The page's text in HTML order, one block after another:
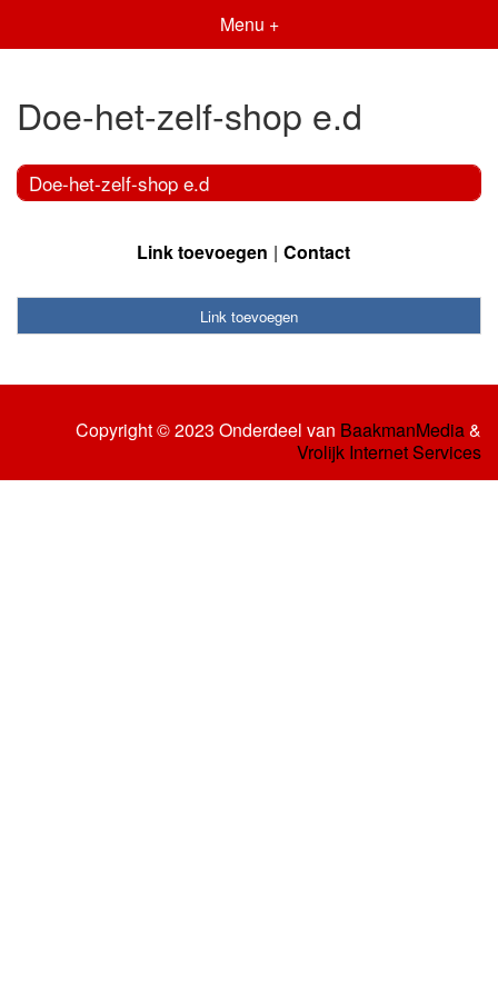
Menu +
Doe-het-zelf-shop e.d
Doe-het-zelf-shop e.d
Link toevoegen Contact
Link toevoegen
Copyright © 2023 Onderdeel van BaakmanMedia&
Vrolijk Internet Services